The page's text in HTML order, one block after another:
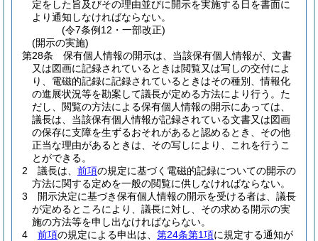
定をした旨及びその理由並びに開示を実施する日を書面に
より通知しなければならない。
(令7条例12・一部改正)
(開示の実施)
第28条
保有個人情報の開示は、当該保有個人情報が、文書
又は図画に記録されているときは閲覧又は写しの交付によ
り、電磁的記録に記録されているときはその種別、情報化
の進展状況等を勘案して議長が定める方法により行う。 た
だし、閲覧の方法による保有個人情報の開示にあっては、
議長は、当該保有個人情報が記録されている文書又は図画
の保存に支障を生ずるおそれがあると認めるとき、その他
正当な理由があるときは、その写しにより、これを行うこ
とができる。
2
議長は、 前項の規定に基づく電磁的記録についての開示の
方法に関する定めを一般の閲覧に供しなければならない。
3
開示決定に基づき保有個人情報の開示を受ける者は、議長
が定めるところにより、議長に対し、その求める開示の実
施の方法等を申し出なければならない。
4
前項の規定による申出は、 第24条第1項に規定する通知が